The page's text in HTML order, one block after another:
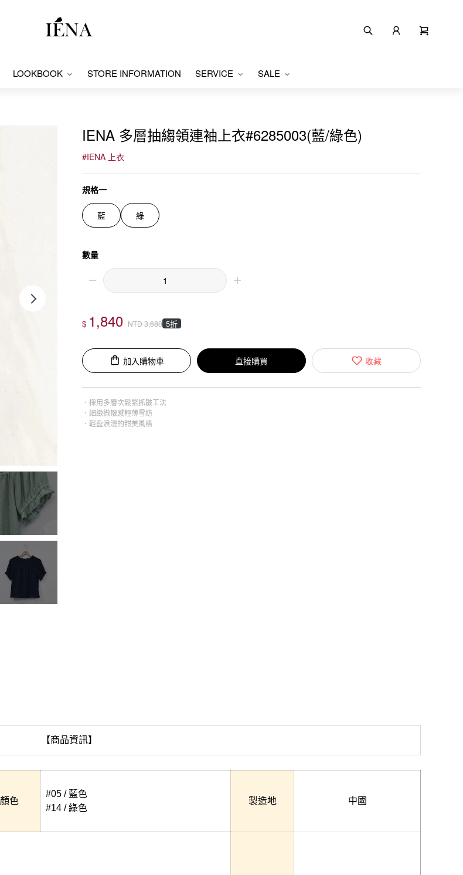
LOOKBOOK STORE INFORMATION SERVICE SALE
IENA 多層抽縐領連袖上衣#6285003(藍/綠色)
#IENA 上衣
規格一
藍 綠
數量
$ 1,840 NTD3,680 5折
加入購物車 直接購買 收藏
．採用多層次鬆緊抓皺工法
．細緻微皺感輕薄雪紡
．輕盈浪漫的甜美風格
【商品資訊】
顏色
#05 / 藍色
#14 / 綠色
製造地 中國